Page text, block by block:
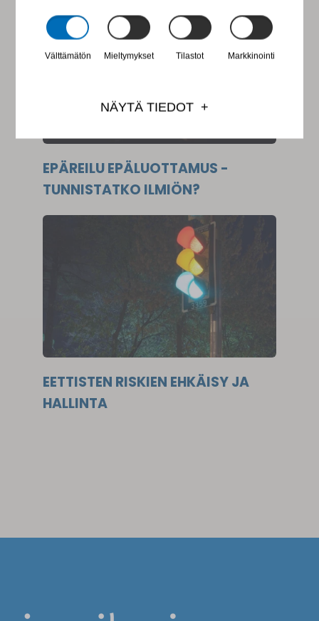
Välttämätön Mieltymykset Tilastot Markkinointi
NÄYTÄ TIEDOT
EPÄREILU EPÄLUOTTAMUS -
TUNNISTATKO ILMIÖN?
EETTISTEN RISKIEN EHKÄISY JA
HALLINTA